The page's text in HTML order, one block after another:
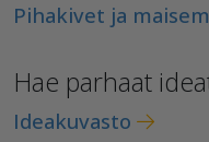
Pihakivet ja
Hae parhaat
Ideakuvasto